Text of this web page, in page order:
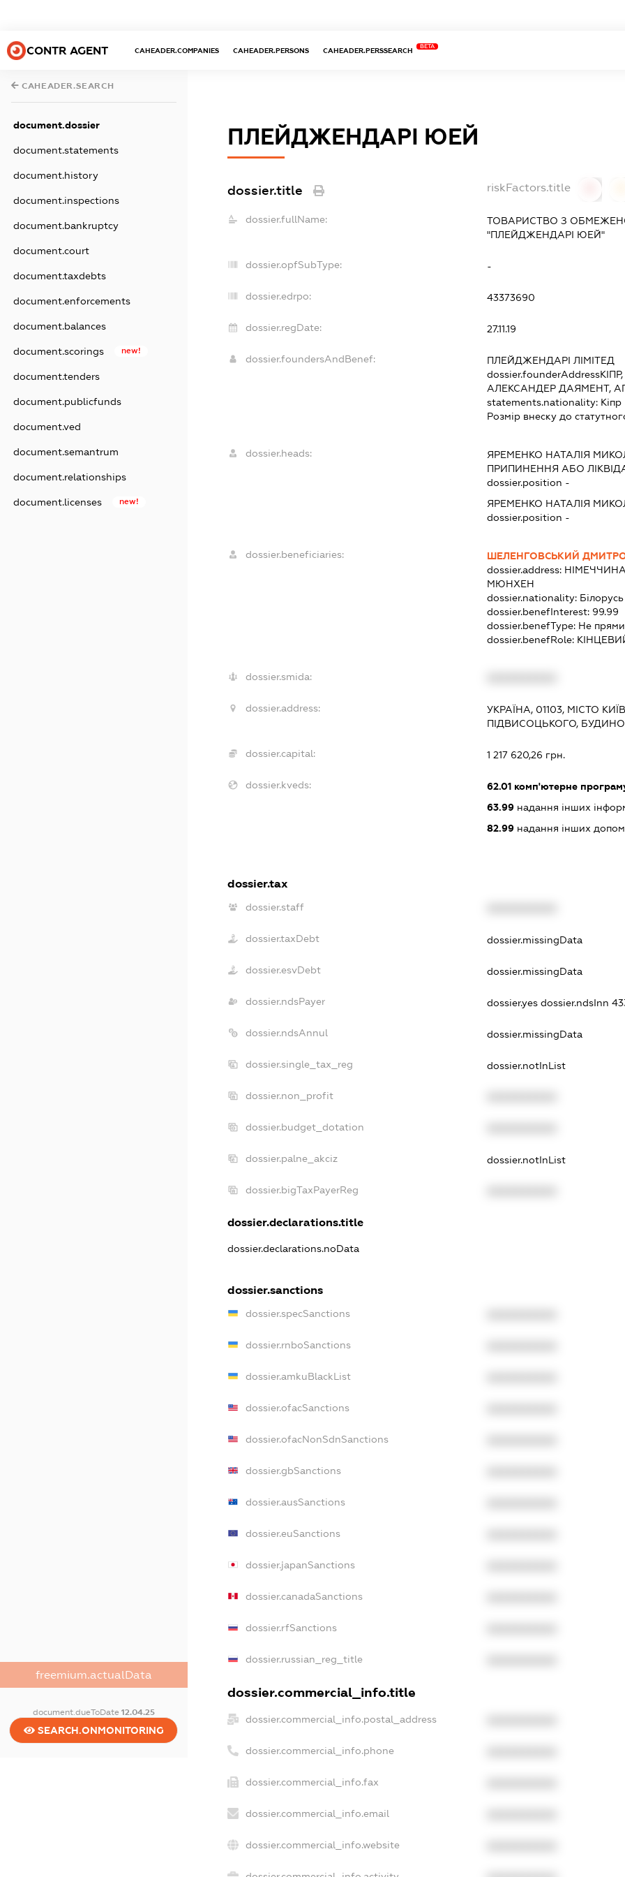
CONTR AGENT CAHEADER.COMPANIES CAHEADER.PERSONS CAHEADER.PERSSEARCH
BETA
CAHEADER.SEARCH
document.dossier
document.statements
document.history
document.inspections
document.bankruptcy
document.court
document.taxdebts
document.enforcements
document.balances
document.scorings new!
document.tenders
document.publicfunds
document.ved
document.semantrum
document.relationships
document.licenses new!
freemium.actualData
document.dueToDate 12.04.25
SEARCH.ONMONITORING
ПЛЕЙДЖЕНДАРІ ЮЕЙ
dossier.title riskFactors.title
dossier.fullName:
ТОВАРИСТВО З
"ПЛЕЙДЖЕНДАРІ ЮЕЙ"
dossier.opfSubType: -
dossier.edrpo: 43373690
dossier.regDate: 27.11.19
dossier.foundersAndBenef:
ПЛЕЙДЖЕНДАРІ ЛІМІТЕД
dossier.founderAddress
АЛЕКСАНДЕР ДАЯМЕНТ,
statements.nationality: Кіпр
Розмір внеску до
dossier.heads: ЯРЕМЕНКО НАТАЛІЯ
ПРИПИНЕННЯ АБО
dossier.position -
ЯРЕМЕНКО НАТАЛІЯ
dossier.position -
dossier.beneficiaries:
ШЕЛЕНГОВСЬКИЙ
dossier.address:
МЮНХЕН
dossier.nationality: Білорусь
dossier.benefInterest: 99.99
dossier.benefType: Не
dossier.benefRole:
dossier.smida:
dossier.address:
УКРАЇНА, 01103, МІСТО
ПІДВИСОЦЬКОГО,
dossier.capital: 1 217 620,26 грн.
dossier.kveds: 62.01комп'ютерне
63.99надання інших
82.99надання інших
dossier.tax
dossier.staff
dossier.taxDebt dossier.missingData
dossier.esvDebt dossier.missingData
dossier.ndsPayer dossier.yes dossier.ndsInn
dossier.ndsAnnul dossier.missingData
dossier.single_tax_reg dossier.notInList
dossier.non_profit
dossier.budget_dotation
dossier.palne_akciz dossier.notInList
dossier.bigTaxPayerReg
dossier.declarations.title
dossier.declarations.noData
dossier.sanctions
dossier.specSanctions
dossier.rnboSanctions
dossier.amkuBlackList
dossier.ofacSanctions
dossier.ofacNonSdnSanctions
dossier.gbSanctions
dossier.ausSanctions
dossier.euSanctions
dossier.japanSanctions
dossier.canadaSanctions
dossier.rfSanctions
dossier.russian_reg_title
dossier.commercial_info.title
dossier.commercial_info.postal_address
dossier.commercial_info.phone
dossier.commercial_info.fax
dossier.commercial_info.email
dossier.commercial_info.website